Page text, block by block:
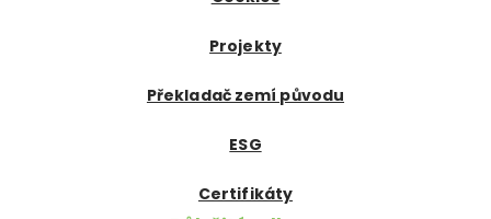
Projekty
Překladač zemí původu
ESG
Certifikáty